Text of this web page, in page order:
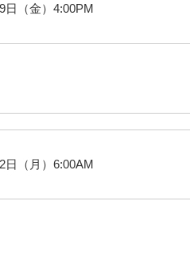
（金）4:00PM
（月）6:00AM